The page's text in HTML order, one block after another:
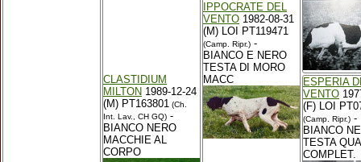
CLASTIDIUM
MILTON 1989-12-24
(M) PT163801 (Ch.
Int. Lav., CH GQ) -
BIANCO NERO
MACCHIE AL
CORPO
IPPOCRATE DEL
VENTO 1982-08-31
(M) LOI PT119471
(Camp. Ripr.) -
BIANCO E NERO
TESTA DI MORO
MACC
ESPERIA
VENTO
(F) LOI
(Camp. Ripr.) -
BIANCO
TESTA
COMPLET.